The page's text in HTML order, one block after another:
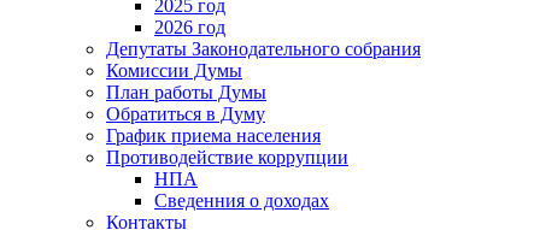
2025 год
2026 год
Депутаты Законодательного собрания
Комиссии Думы
План работы Думы
Обратиться в Думу
График приема населения
Противодействие коррупции
НПА
Сведенния о доходах
Контакты